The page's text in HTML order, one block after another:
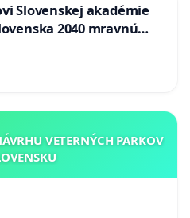
Slovenskej akadémie
2040 mravnú
VETERNÝCH PARKOV